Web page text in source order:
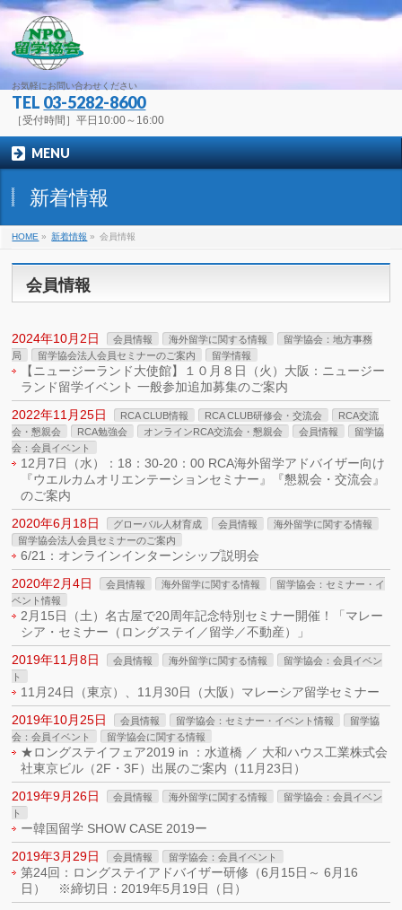
お気軽にお問い合わせください
TEL 03-5282-8600
［受付時間］平日10:00～16:00
MENU
新着情報
HOME » 新着情報 » 会員情報
会員情報
2024年10月2日 会員情報 海外留学に関する情報
留学協会：地方事務
局
留学協会法人会員セミナーのご案内 留学情報
【ニュージーランド大使館】１０月８日（火）大阪：ニュージー
ランド留学イベント 一般参加追加募集のご案内
2022年11月25日
RCA CLUB情報 RCA CLUB研修会・交流会
RCA交流
会・懇親会
RCA勉強会 オンラインRCA交流会・懇親会 会員情報
留学協
会：会員イベント
12月7日（水）：18：30-20：00 RCA海外留学アドバイザー向け
『ウエルカムオリエンテーションセミナー』『懇親会・交流会』
のご案内
2020年6月18日
グローバル人材育成 会員情報
海外留学に関する情報
留学協会法人会員セミナーのご案内
6/21：オンラインインターンシップ説明会
2020年2月4日
会員情報 海外留学に関する情報
留学協会：セミナー・イ
ベント情報
2月15日（土）名古屋で20周年記念特別セミナー開催！「マレー
シア・セミナー（ロングステイ／留学／不動産）」
2019年11月8日
会員情報 海外留学に関する情報
留学協会：会員イベン
ト
11月24日（東京）、11月30日（大阪）マレーシア留学セミナー
2019年10月25日
会員情報 留学協会：セミナー・イベント情報
留学協
会：会員イベント
留学協会に関する情報
★ロングステイフェア2019 in ：水道橋 ／ 大和ハウス工業株式会
社東京ビル（2F・3F）出展のご案内（11月23日）
2019年9月26日
会員情報 海外留学に関する情報
留学協会：会員イベン
ト
ー韓国留学 SHOW CASE 2019ー
2019年3月29日
会員情報 留学協会：会員イベント
第24回：ロングステイアドバイザー研修（6月15日～ 6月16
日） ※締切日：2019年5月19日（日）